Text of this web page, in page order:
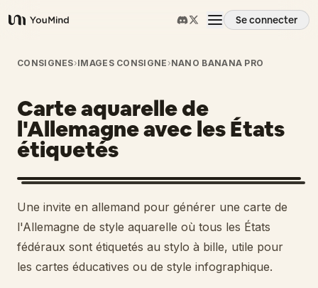
YouMind
Se connecter
Aperçu
Cas d'usage
Compétences
Invites
Tarifs
CONSIGNES›IMAGES CONSIGNE ›NANO BANANA PRO
Carte aquarelle de
l'Allemagne avec les États
étiquetés
Une invite en allemand pour générer une carte de
l'Allemagne de style aquarelle où tous les États
fédéraux sont étiquetés au stylo à bille, utile pour
les cartes éducatives ou de style infographique.